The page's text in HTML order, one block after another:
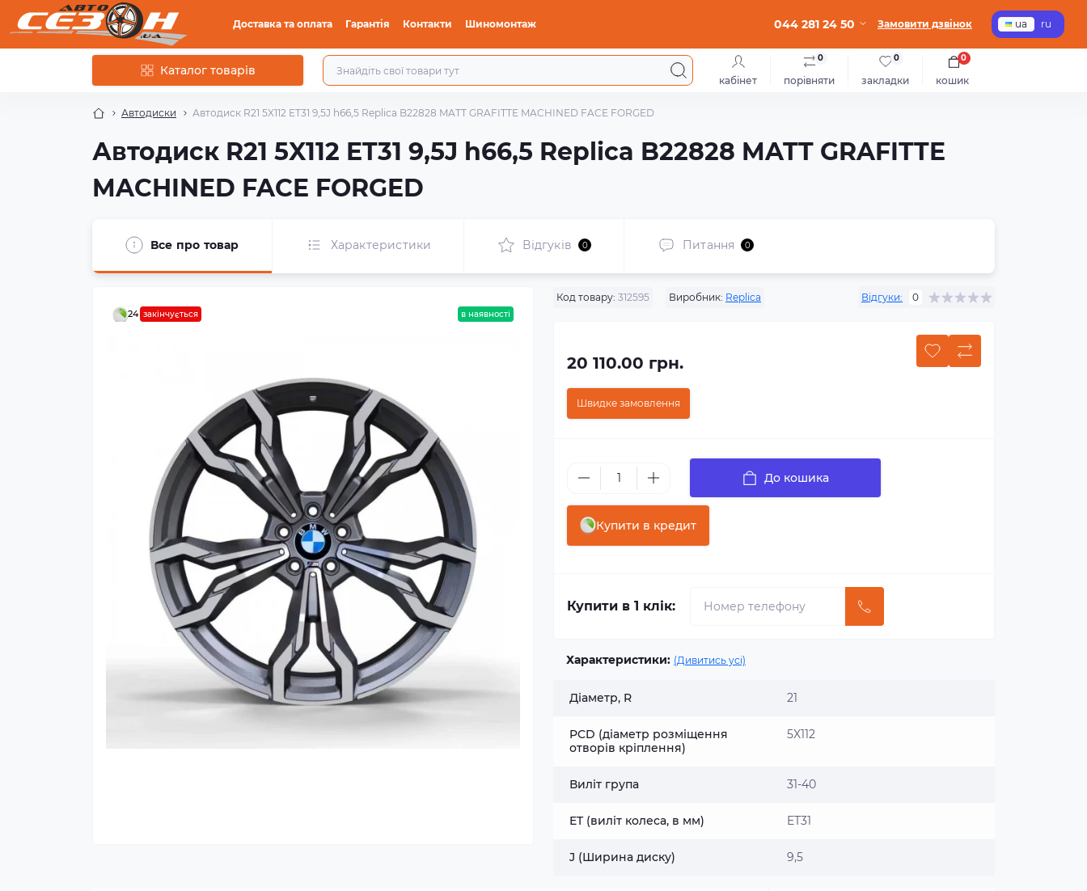
Доставка та оплата Гарантія Контакти Шиномонтаж 044 281 24 50 Замовити дзвінок ua ru
Каталог товарів
кабінет порівняти
0
закладки
0
кошик
0
Автодиски Автодиск R21 5X112 ET31 9,5J h66,5 Replica B22828 MATT GRAFITTE MACHINED FACE FORGED
Автодиск R21 5X112 ET31 9,5J h66,5 Replica B22828 MATT GRAFITTE
MACHINED FACE FORGED
Все про товар Характеристики Відгуків 0 Питання 0
24 закінчується в наявності
Код товару: 312595 Виробник: Replica Відгуки: 0
20 110.00 грн.
Швидке замовлення
До кошика
Купити в кредит
Купити в 1 клік:
Характеристики: (Дивитись усі)
Діаметр, R 21
PCD (діаметр розміщення
отворів кріплення)
5X112
Виліт група 31-40
ET (виліт колеса, в мм) ET31
J (Ширина диску) 9,5